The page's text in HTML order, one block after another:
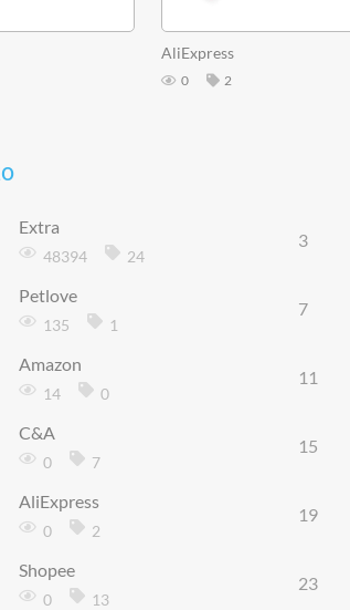
AliExpress
0 2
Extra
48394 24
3
Petlove
135 1
7
Amazon
14 0
11
C&A
0 7
15
AliExpress
0 2
19
Shopee
0 13
23